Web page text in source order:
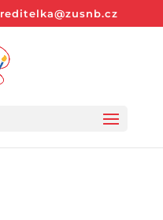
reditelka@zusnb.cz